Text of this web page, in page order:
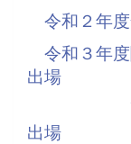
令和２年
令和３年
出場
高校総
出場